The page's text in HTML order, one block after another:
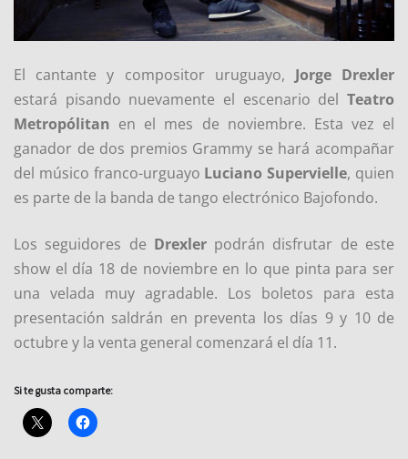
El cantante y compositor uruguayo, Jorge Drexler
estará pisando nuevamente el escenario del Teatro
Metropólitan en el mes de noviembre. Esta vez el
ganador de dos premios Grammy se hará acompañar
del músico franco-urguayo Luciano Supervielle, quien
es parte de la banda de tango electrónico Bajofondo.
Los seguidores de Drexlerpodrán disfrutar de este
show el día 18 de noviembre en lo que pinta para ser
una velada muy agradable. Los boletos para esta
presentación saldrán en preventa los días 9 y 10 de
octubre y la venta general comenzará el día 11.
Si te gusta comparte: